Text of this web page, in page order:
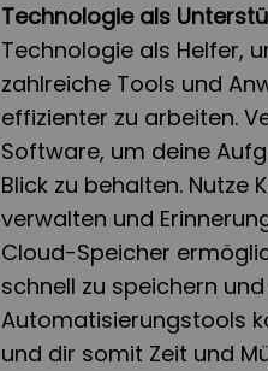
Technologie als
Technologie als Helfer,
zahlreiche Tools und
effizienter zu arbeiten.
Software, um deine
Blick zu behalten. Nutze
verwalten und
Cloud-Speicher
schnell zu speichern
Automatisierungstools
und dir somit Zeit und